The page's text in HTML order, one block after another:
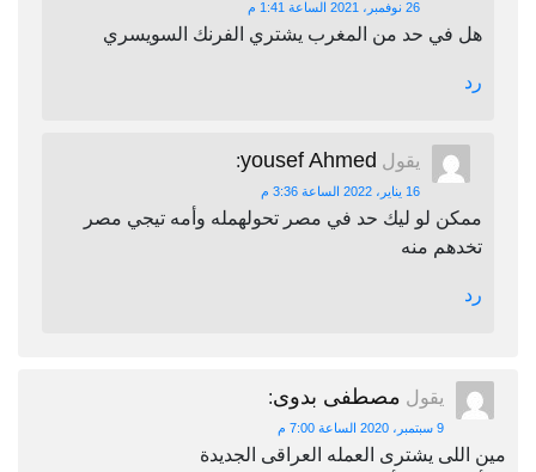
26 نوفمبر، 2021 الساعة 1:41 م
هل في حد من المغرب يشتري الفرنك السويسري
رد
يقول yousef Ahmed
:
16 يناير، 2022 الساعة 3:36 م
ممكن لو ليك حد في مصر تحولهمله وأمه تيجي مصر
تخدهم منه
رد
يقول مصطفى بدوى:
9 سبتمبر، 2020 الساعة 7:00 م
مين اللى يشترى العمله العراقى الجديدة